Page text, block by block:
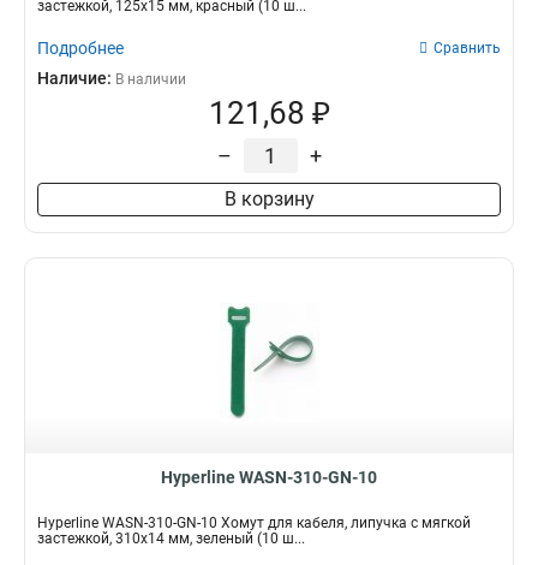
застежкой, 125x15 мм, красный (10 ш...
Подробнее Сравнить
Наличие: В наличии
121,68 ₽
– +
В корзину
Hyperline WASN-310-GN-10
Hyperline WASN-310-GN-10 Хомут для кабеля, липучка с мягкой
застежкой, 310x14 мм, зеленый (10 ш...